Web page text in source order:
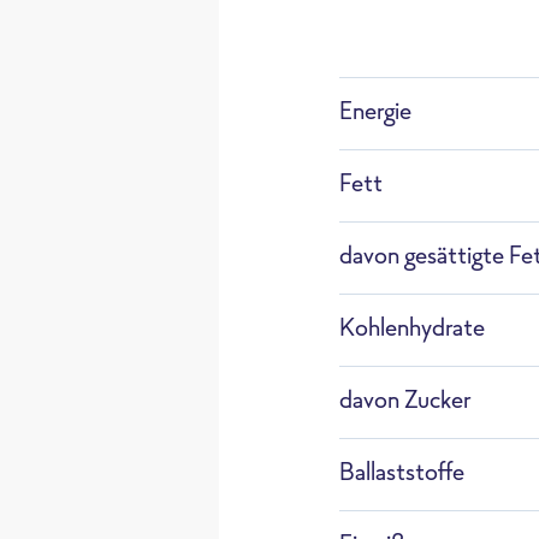
Energie
Fett
davon gesättigte
Kohlenhydrate
davon Zucker
Ballaststoffe